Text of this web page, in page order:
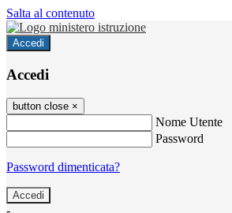
Salta al contenuto
Accedi
Accedi
button close ×
Nome Utente
Password
Password dimenticata?